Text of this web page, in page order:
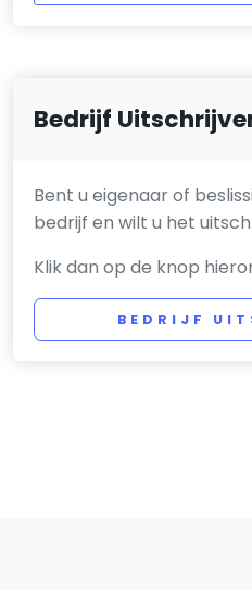
Bedrijf
Bent u eigenaar of
bedrijf en wilt u het
Klik dan op de knop
BEDRIJF